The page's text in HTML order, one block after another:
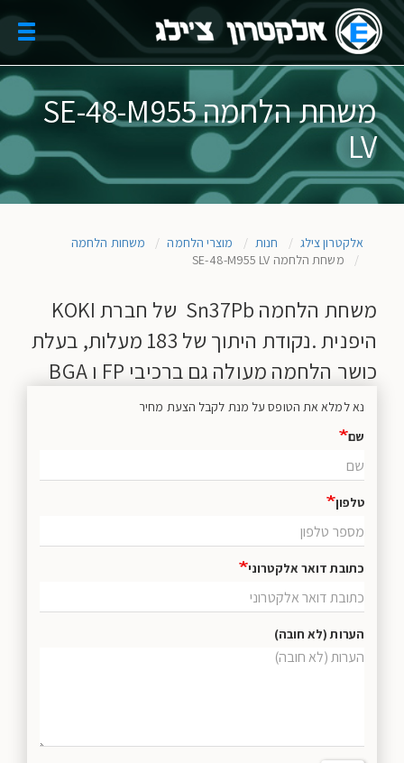
main
content
משחת הלחמה SE-48-M955
LV
אלקטרון צילג חנות מוצרי הלחמה
משחות הלחמה
משחת הלחמה SE-48-M955 LV
משחת הלחמה Sn37Pb של חברת KOKI
היפנית .נקודת היתוך של 183 מעלות, בעלת
כושר הלחמה מעולה גם ברכיבי FP ו BGA
נא למלא את הטופס על מנת לקבל הצעת מחיר
שם
טלפון
כתובת דואר אלקטרוני
הערות (לא חובה)